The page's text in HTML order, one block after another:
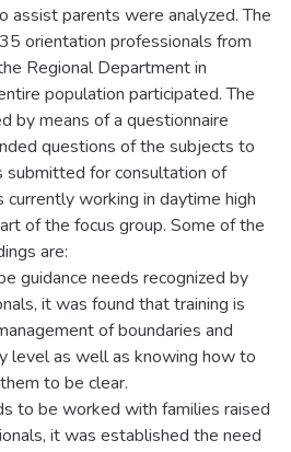
assist parents were analyzed. The
orientation professionals from
Regional Department in
population participated. The
by means of a questionnaire
questions of the subjects to
submitted for consultation of
working in daytime high
of the focus group. Some of the
are:
guidance needs recognized by
it was found that training is
of boundaries and
level as well as knowing how to
to be clear.
to be worked with families raised
it was established the need